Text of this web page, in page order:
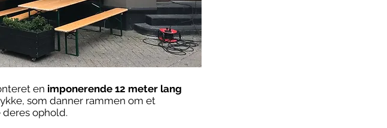
en imponerende 12 meter lang
som danner rammen om et
ophold.